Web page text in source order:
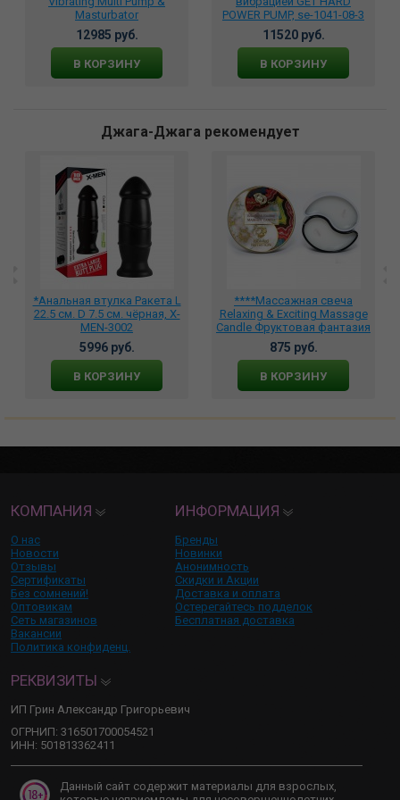
Masturbator
автоматическая, 589675
12985 руб.
В КОРЗИНУ
POWER PUMP, se-1041-08-3
11520 руб.
В КОРЗИНУ
Джага-Джага рекомендует
*Анальная втулка Ракета L
22.5 см. D 7.5 см. чёрная, X-
MEN-3002
5996 руб.
В КОРЗИНУ
****Массажная свеча
Relaxing & Exciting Massage
Candle Фруктовая фантазия
30 мл., BMN-0077
875 руб.
В КОРЗИНУ
КОМПАНИЯ
О нас
Новости
Отзывы
Сертификаты
Без сомнений!
Оптовикам
Сеть магазинов
Вакансии
Политика конфиденц.
ИНФОРМАЦИЯ
Бренды
Новинки
Анонимность
Скидки и Акции
Доставка и оплата
Остерегайтесь подделок
Бесплатная доставка
РЕКВИЗИТЫ
ИП Грин Александр Григорьевич
ОГРНИП: 316501700054521
ИНН: 501813362411
Данный сайт содержит материалы для взрослых,